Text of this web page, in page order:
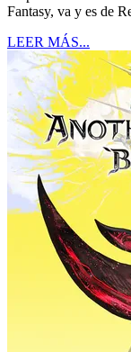
Fantasy, va y es de
LEER MÁS...